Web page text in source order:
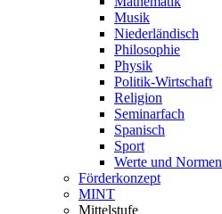
Musik
Niederländisch
Philosophie
Physik
Politik-Wirtschaft
Religion
Seminarfach
Spanisch
Sport
Werte und Normen
Förderkonzept
MINT
Mittelstufe